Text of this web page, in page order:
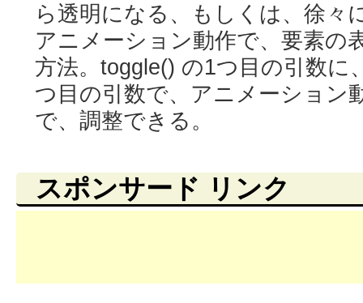
ら透明になる、もしくは、徐々
アニメーション動作で、要素の
方法。toggle() の1つ目の引数に
つ目の引数で、アニメーション
で、調整できる。
スポンサード リンク